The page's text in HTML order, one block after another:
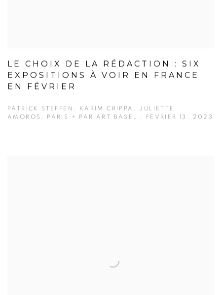
LE CHOIX DE LA RÉDACTION : SIX
EXPOSITIONS À VOIR EN FRANCE
EN FÉVRIER
PATRICK STEFFEN, KARIM CRIPPA, JULIETTE
AMOROS, PARIS + PAR ART BASEL , FÉVRIER 13, 2023